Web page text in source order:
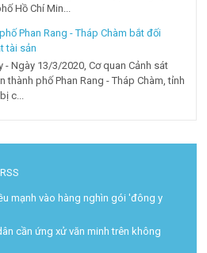
Hồ Chí Min...
Phan Rang - Tháp Chàm bắt đối
tài sản
- Ngày 13/3/2020, Cơ quan Cảnh sát
thành phố Phan Rang - Tháp Chàm, tỉnh
c...
mạnh vào hàng nghìn gói 'đông y
cần ứng xử văn minh trên không